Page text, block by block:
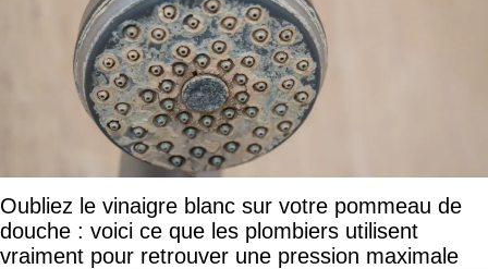
Oubliez le vinaigre blanc sur votre pommeau de
douche : voici ce que les plombiers utilisent
vraiment pour retrouver une pression maximale